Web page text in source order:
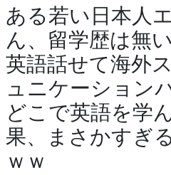
ある若い日本人
ん、留学歴は無
英語話せて海外
ュニケーショ
どこで英語を学
果、まさかすぎ
ｗｗ